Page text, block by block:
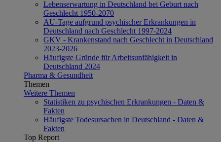
Lebenserwartung in Deutschland bei Geburt nach
Geschlecht 1950-2070
AU-Tage aufgrund psychischer Erkrankungen in
Deutschland nach Geschlecht 1997-2024
GKV - Krankenstand nach Geschlecht in Deutschland
2023-2026
Häufigste Gründe für Arbeitsunfähigkeit in
Deutschland 2024
Pharma & Gesundheit
Themen
Weitere Themen
Statistiken zu psychischen Erkrankungen - Daten &
Fakten
Häufigste Todesursachen in Deutschland - Daten &
Fakten
Top Report